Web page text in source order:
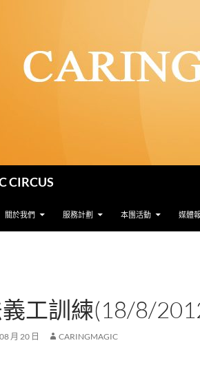
CIRCUS
關於我們 服務計劃 本團活動 媒體
工訓練(18/8/
月 20 日 CARINGMAGIC